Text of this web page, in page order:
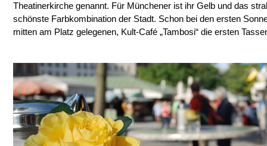
Theatinerkirche genannt. Für Münchener ist ihr Gelb und das
schönste Farbkombination der Stadt. Schon bei den ersten
mitten am Platz gelegenen, Kult-Café „Tambosi“ die ersten